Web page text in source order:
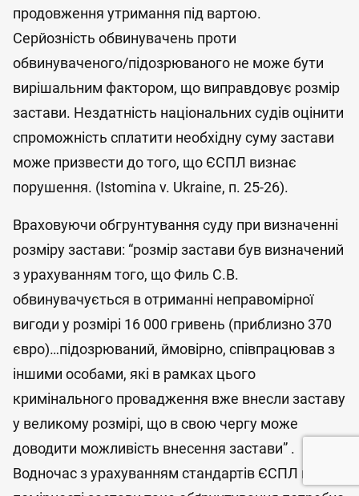
продовження утримання під вартою.
Серйозність обвинувачень проти
обвинуваченого/підозрюваного не може бути
вирішальним фактором, що виправдовує розмір
застави. Нездатність національних судів оцінити
спроможність сплатити необхідну суму застави
може призвести до того, що ЄСПЛ визнає
порушення. (Istomina v. Ukraine, п. 25-26).
Враховуючи обгрунтування суду при визначенні
розміру застави: “розмір застави був визначений
з урахуванням того, що Филь С.В.
обвинувачується в отриманні неправомірної
вигоди у розмірі 16 000 гривень (приблизно 370
євро)…підозрюваний, ймовірно, співпрацював з
іншими особами, які в рамках цього
кримінального провадження вже внесли заставу
у великому розмірі, що в свою чергу може
доводити можливість внесення застави” .
Водночас з урахуванням стандартів ЄСПЛ щодо